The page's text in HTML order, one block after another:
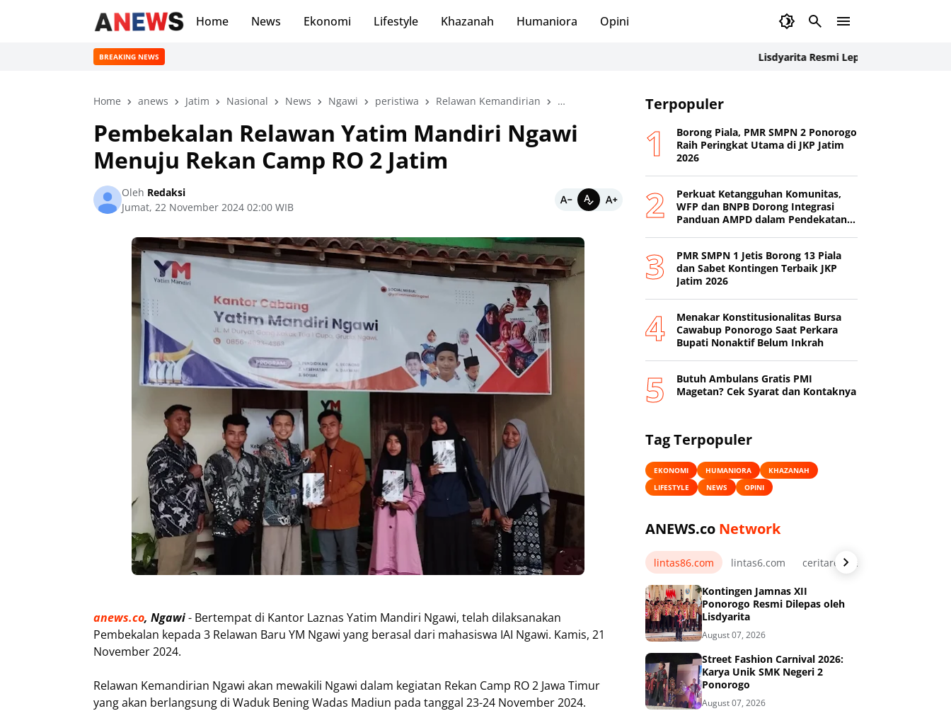
Home News Ekonomi Lifestyle Khazanah Humaniora Opini
BREAKING NEWS Lisdyarita Resmi Lepas Kontingen Jamnas XII
Home anews Jatim Nasional News Ngawi peristiwa Relawan Kemandirian Yatim Mandiri
Pembekalan Relawan Yatim Mandiri Ngawi
Menuju Rekan Camp RO 2 Jatim
Oleh Redaksi
Jumat, 22 November 2024 02:00 WIB
anews.co, Ngawi- Bertempat di Kantor Laznas Yatim Mandiri Ngawi, telah dilaksanakan
Pembekalan kepada 3 Relawan Baru YM Ngawi yang berasal dari mahasiswa IAI Ngawi. Kamis, 21
November 2024.
Relawan Kemandirian Ngawi akan mewakili Ngawi dalam kegiatan Rekan Camp RO 2 Jawa Timur
yang akan berlangsung di Waduk Bening Wadas Madiun pada tanggal 23-24 November 2024.
Terpopuler
Borong Piala, PMR SMPN 2 Ponorogo
Raih Peringkat Utama di JKP Jatim
2026
Perkuat Ketangguhan Komunitas,
WFP dan BNPB Dorong Integrasi
Panduan AMPD dalam Pendekatan
PMR SMPN 1 Jetis Borong 13 Piala
dan Sabet Kontingen Terbaik JKP
Jatim 2026
Menakar Konstitusionalitas Bursa
Cawabup Ponorogo Saat Perkara
Bupati Nonaktif Belum Inkrah
Butuh Ambulans Gratis PMI
Magetan? Cek Syarat dan Kontaknya
Tag Terpopuler
EKONOMI HUMANIORA
KHAZANAH
LIFESTYLE
NEWS OPINI
ANEWS.co Network
lintas86.com lintas6.com ceritarelawan.my.id
Kontingen Jamnas XII
Ponorogo Resmi Dilepas oleh
Lisdyarita
August 07, 2026
Street Fashion Carnival 2026:
Karya Unik SMK Negeri 2
Ponorogo
August 07, 2026